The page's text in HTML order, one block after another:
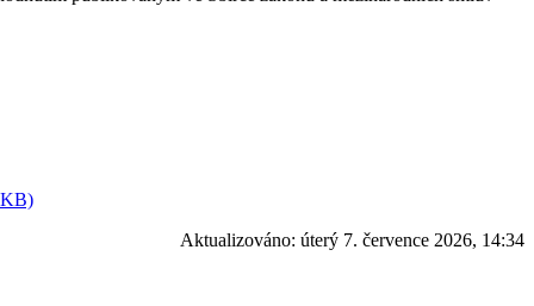
KB)
Aktualizováno: úterý 7. července 2026, 14:34